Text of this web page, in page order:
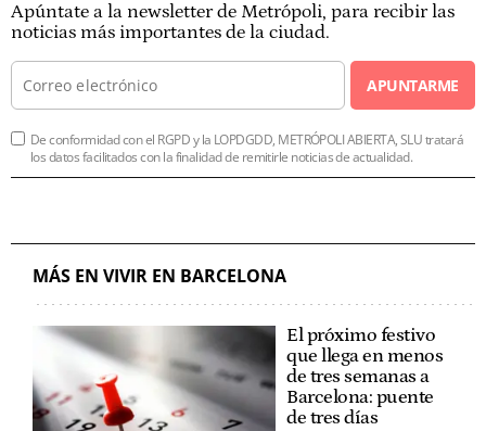
Apúntate a la newsletter de Metrópoli, para recibir las
noticias más importantes de la ciudad.
APUNTARME
De conformidad con el RGPD y la LOPDGDD, METRÓPOLI ABIERTA, SLU tratará
los datos facilitados con la finalidad de remitirle noticias de actualidad.
MÁS EN VIVIR EN BARCELONA
El próximo festivo
que llega en menos
de tres semanas a
Barcelona: puente
de tres días